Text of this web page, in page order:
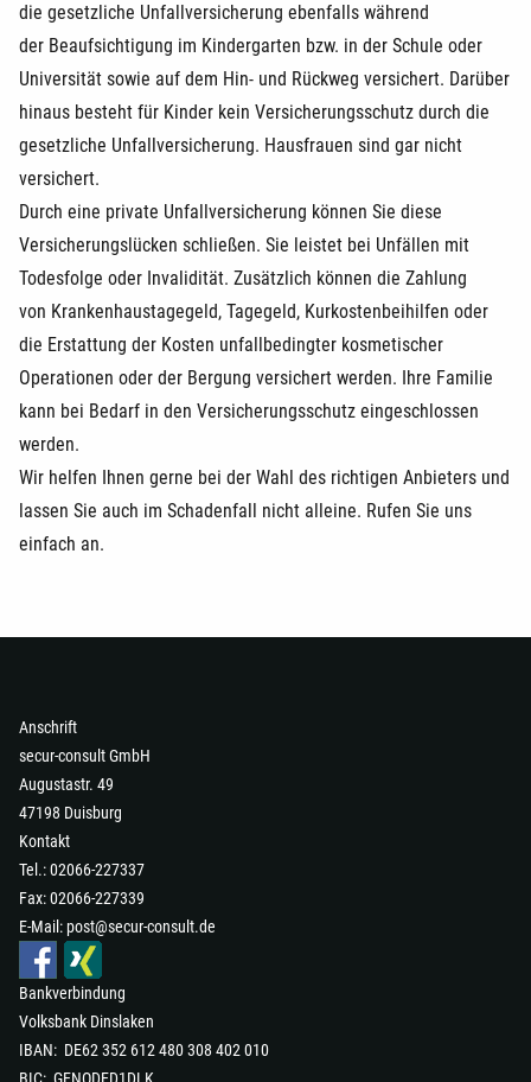
die gesetzliche Unfallversicherung ebenfalls während
der Beaufsichtigung im Kindergarten bzw. in der Schule oder
Universität sowie auf dem Hin- und Rückweg versichert. Darüber
hinaus besteht für Kinder kein Versicherungsschutz durch die
gesetzliche Unfallversicherung. Hausfrauen sind gar nicht
versichert.
Durch eine private Unfallversicherung können Sie diese
Versicherungslücken schließen. Sie leistet bei Unfällen mit
Todesfolge oder Invalidität. Zusätzlich können die Zahlung
von Krankenhaustagegeld, Tagegeld, Kurkostenbeihilfen oder
die Erstattung der Kosten unfallbedingter kosmetischer
Operationen oder der Bergung versichert werden. Ihre Familie
kann bei Bedarf in den Versicherungsschutz eingeschlossen
werden.
Wir helfen Ihnen gerne bei der Wahl des richtigen Anbieters und
lassen Sie auch im Schadenfall nicht alleine. Rufen Sie uns
einfach an.
Anschrift
secur-consult GmbH
Augustastr. 49
47198 Duisburg
Kontakt
Tel.: 02066-227337
Fax: 02066-227339
E-Mail: post@secur-consult.de
Bankverbindung
Volksbank Dinslaken
IBAN: DE62 352 612 480 308 402 010Kundenbewertungen und Erfahrungen zu